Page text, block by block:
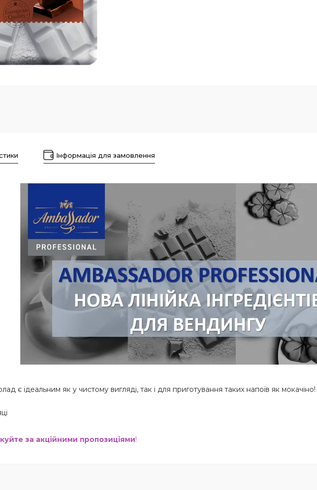
Інформація для замовлення
є ідеальним як у чистому вигляді, так і для приготування таких напоїв як мокачіно!
за акційними пропозиціями!